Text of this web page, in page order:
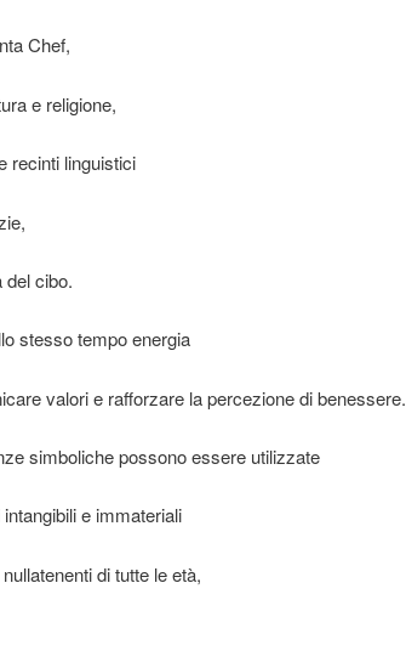
Chef,
e religione,
recinti linguistici
del cibo.
stesso tempo energia
valori e rafforzare la percezione di benessere.
sim­boliche possono essere utilizzate
e immateriali
di tutte le età,